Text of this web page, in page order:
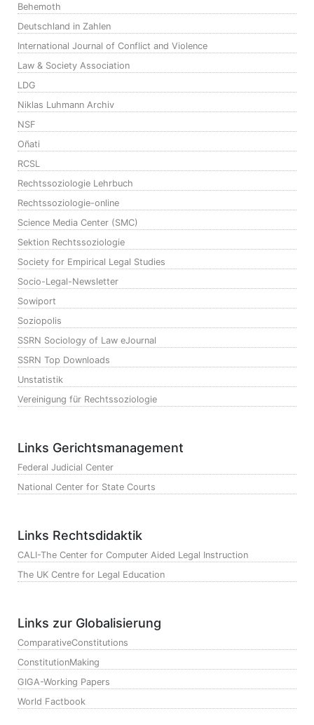
Behemoth
Deutschland in Zahlen
International Journal of Conflict and Violence
Law & Society Association
LDG
Niklas Luhmann Archiv
NSF
Oñati
RCSL
Rechtssoziologie Lehrbuch
Rechtssoziologie-online
Science Media Center (SMC)
Sektion Rechtssoziologie
Society for Empirical Legal Studies
Socio-Legal-Newsletter
Sowiport
Soziopolis
SSRN Sociology of Law eJournal
SSRN Top Downloads
Unstatistik
Vereinigung für Rechtssoziologie
Links Gerichtsmanagement
Federal Judicial Center
National Center for State Courts
Links Rechtsdidaktik
CALI-The Center for Computer Aided Legal Instruction
The UK Centre for Legal Education
Links zur Globalisierung
ComparativeConstitutions
ConstitutionMaking
GIGA-Working Papers
World Factbook